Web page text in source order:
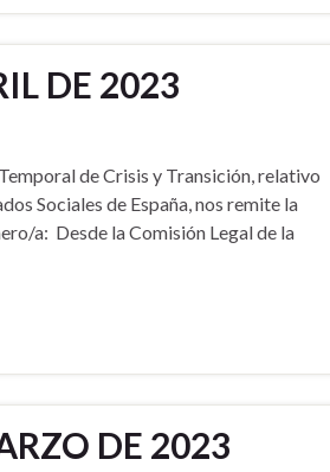
DE 2023
de Crisis y Transición, relativo
Sociales de España, nos remite la
a: Desde la Comisión Legal de la
DE 2023